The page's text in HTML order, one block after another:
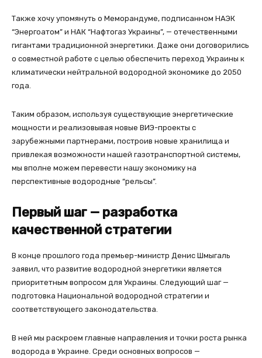
Также хочу упомянуть о Меморандуме, подписанном НАЭК
“Энергоатом” и НАК “Нафтогаз Украины”, — отечественными
гигантами традиционной энергетики. Даже они договорились
о совместной работе с целью обеспечить переход Украины к
климатически нейтральной водородной экономике до 2050
года.
Таким образом, используя существующие энергетические
мощности и реализовывая новые ВИЭ-проекты с
зарубежными партнерами, построив новые хранилища и
привлекая возможности нашей газотранспортной системы,
мы вполне можем перевести нашу экономику на
перспективные водородные “рельсы”.
Первый шаг — разработка
качественной стратегии
В конце прошлого года премьер-министр Денис Шмыгаль
заявил, что развитие водородной энергетики является
приоритетным вопросом для Украины. Следующий шаг —
подготовка Национальной водородной стратегии и
соответствующего законодательства.
В ней мы раскроем главные направления и точки роста рынка
водорода в Украине. Среди основных вопросов —